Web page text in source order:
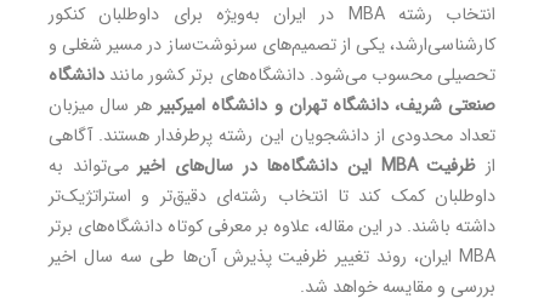
انتخاب رشته‌ MBA در ایران به‌ویژه برای داوطلبان کنکور
کارشناسی‌ارشد، یکی از تصمیم‌های سرنوشت‌ساز در مسیر شغلی و
تحصیلی محسوب می‌شود. دانشگاه‌های برتر کشور مانند دانشگاه
صنعتی شریف، دانشگاه تهران و دانشگاه امیرکبیرهر سال میزبان
تعداد محدودی از دانشجویان این رشته پرطرفدار هستند. آگاهی
از ظرفیت MBA این دانشگاه‌ها در سال‌های اخیر
می‌تواند به
داوطلبان کمک کند تا انتخاب رشته‌ای دقیق‌تر و استراتژیک‌تر
داشته باشند. در این مقاله، علاوه بر معرفی کوتاه دانشگاه‌های برتر
MBA ایران، روند تغییر ظرفیت پذیرش آن‌ها طی سه سال اخیر
بررسی و مقایسه خواهد شد.